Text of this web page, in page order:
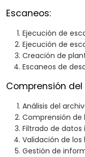
Escaneos:
Ejecución de
Ejecución de
Creación de
Escaneos de
Comprensión
Análisis del
Comprensión de
Filtrado de datos
Validación de los
Gestión de